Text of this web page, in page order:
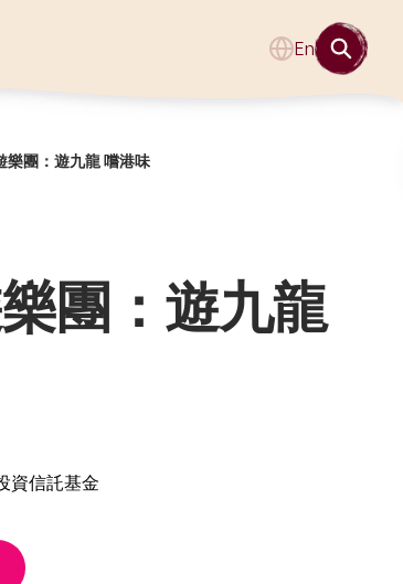
En
樂團：遊九龍 嚐港味
團：遊九龍
資信託基金